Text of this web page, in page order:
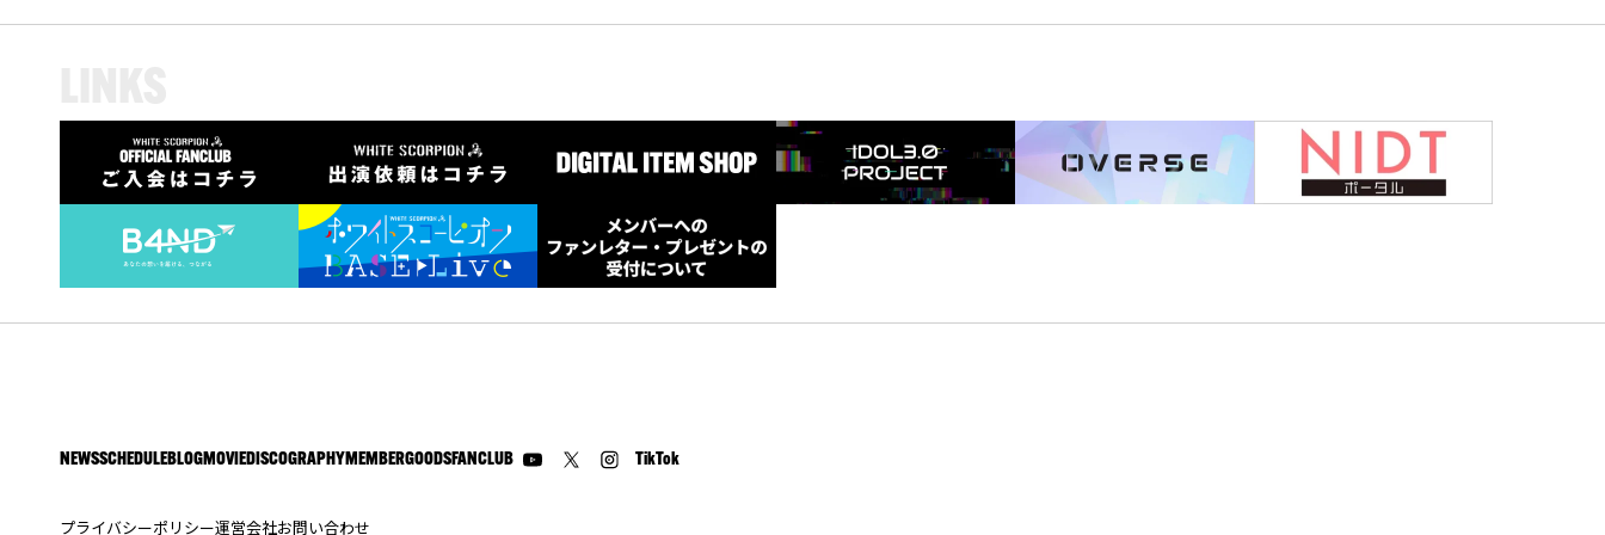
NEWSSCHEDULE BLOGMOVIE DISCOGRAPHY MEMBERGOODS FANCLUB TikTok
プライバシーポリシー運営会社お問い合わせ